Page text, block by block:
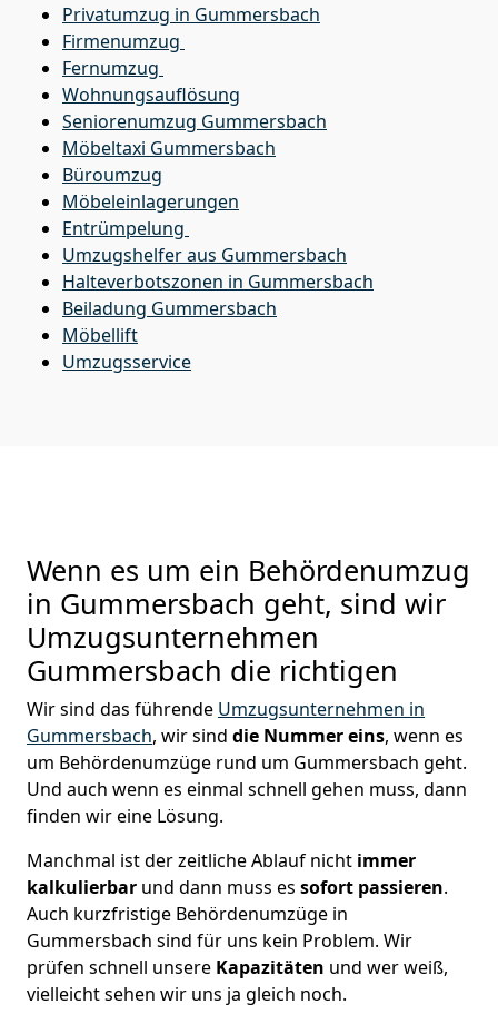
Privatumzug in Gummersbach
Firmenumzug
Fernumzug
Wohnungsauflösung
Seniorenumzug Gummersbach
Möbeltaxi Gummersbach
Büroumzug
Möbeleinlagerungen
Entrümpelung
Umzugshelfer aus Gummersbach
Halteverbotszonen in Gummersbach
Beiladung Gummersbach
Möbellift
Umzugsservice
Wenn es um ein Behördenumzug
in Gummersbach geht, sind wir
Umzugsunternehmen
Gummersbach die richtigen
Wir sind das führende Umzugsunternehmen in
Gummersbach, wir sind die Nummer eins, wenn es
um Behördenumzüge rund um Gummersbach geht.
Und auch wenn es einmal schnell gehen muss, dann
finden wir eine Lösung.
Manchmal ist der zeitliche Ablauf nicht immer
kalkulierbar und dann muss es sofort passieren.
Auch kurzfristige Behördenumzüge in
Gummersbach sind für uns kein Problem. Wir
prüfen schnell unsere Kapazitäten und wer weiß,
vielleicht sehen wir uns ja gleich noch.